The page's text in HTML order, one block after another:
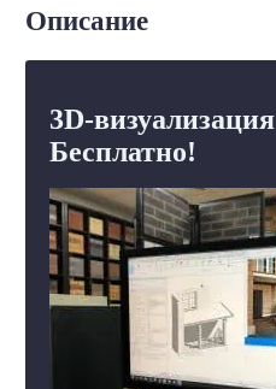
Описание
3D-визуализация
Бесплатно!